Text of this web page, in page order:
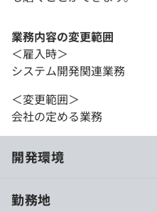
業務内容の変更範囲
＜雇入時＞
システム開発関連業務
＜変更範囲＞
会社の定める業務
開発環境
勤務地